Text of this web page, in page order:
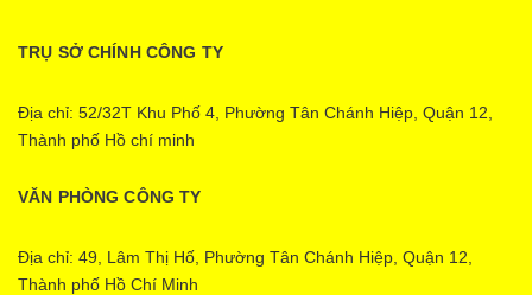
TRỤ SỞ CHÍNH CÔNG TY
Địa chỉ: 52/32T Khu Phố 4, Phường Tân Chánh Hiệp, Quận 12,
Thành phố Hồ chí minh
VĂN PHÒNG CÔNG TY
Địa chỉ: 49, Lâm Thị Hố, Phường Tân Chánh Hiệp, Quận 12,
Thành phố Hồ Chí Minh